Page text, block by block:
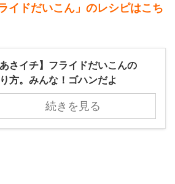
イドだいこん」のレシピはこち
あさイチ】フライドだいこんの
方。みんな！ゴハンだよ
続きを見る